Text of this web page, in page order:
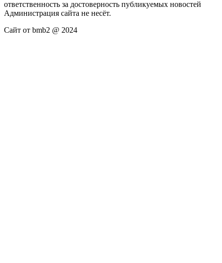
ответственность за достоверность публикуемых новостей
Администрация сайта не несёт.
Сайт от bmb2 @ 2024